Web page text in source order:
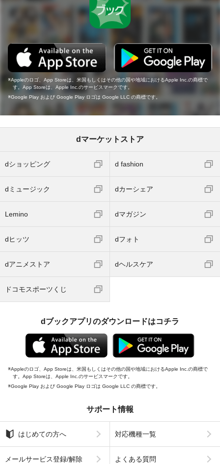
Appleのロゴ、App Storeは、米国もしくはその他の国や地域におけるApple Inc.の商標で
す。App Storeは、Apple Inc.のサービスマークです。
Google Play および Google Play ロゴは Google LLC の商標です。
dマーケットストア
dショッピング d fashion
dミュージック dカーシェア
Lemino dマガジン
dヒッツ dフォト
dアニメストア dヘルスケア
ドコモスポーツくじ
dブックアプリのダウンロードはコチラ
Appleのロゴ、App Storeは、米国もしくはその他の国や地域におけるApple Inc.の商標で
す。App Storeは、Apple Inc.のサービスマークです。
Google Play および Google Play ロゴは Google LLC の商標です。
サポート情報
はじめての方へ 対応機種一覧
メールサービス登録/解除 よくある質問